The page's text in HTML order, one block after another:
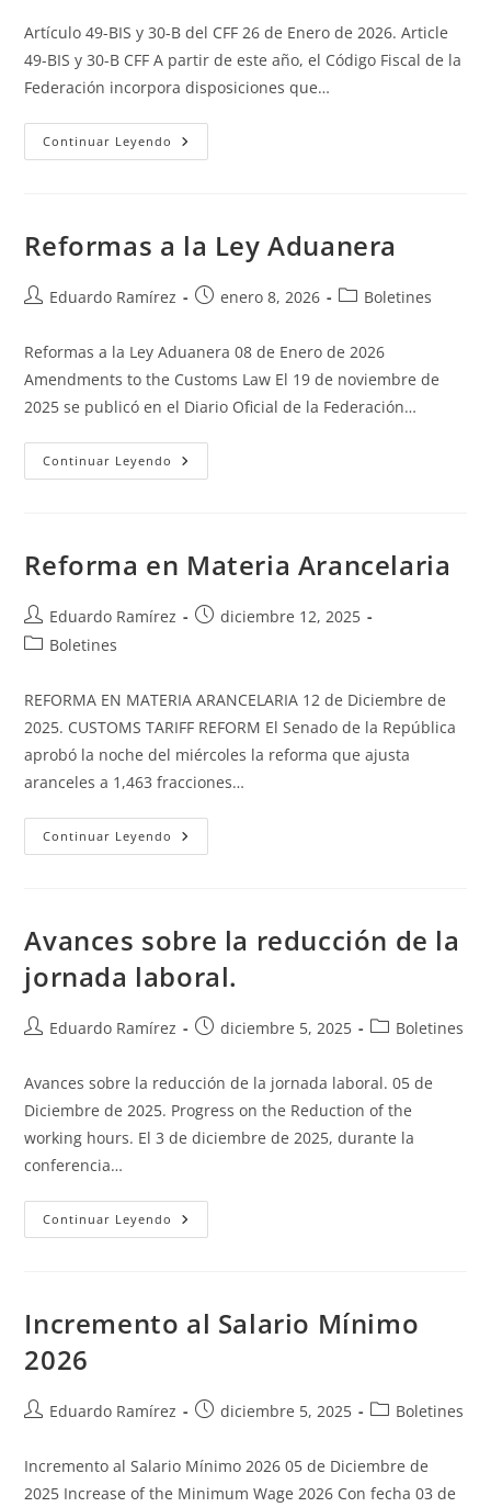
Artículo 49-BIS y 30-B del CFF 26 de Enero de 2026. Article
49-BIS y 30-B CFF A partir de este año, el Código Fiscal de la
Federación incorpora disposiciones que…
Continuar Leyendo
Reformas a la Ley Aduanera
Eduardo Ramírez enero 8, 2026 Boletines
Reformas a la Ley Aduanera 08 de Enero de 2026
Amendments to the Customs Law El 19 de noviembre de
2025 se publicó en el Diario Oficial de la Federación…
Continuar Leyendo
Reforma en Materia Arancelaria
Eduardo Ramírez
diciembre 12, 2025
Boletines
REFORMA EN MATERIA ARANCELARIA 12 de Diciembre de
2025. CUSTOMS TARIFF REFORM El Senado de la República
aprobó la noche del miércoles la reforma que ajusta
aranceles a 1,463 fracciones…
Continuar Leyendo
Avances sobre la reducción de la
jornada laboral.
Eduardo Ramírez diciembre 5, 2025 Boletines
Avances sobre la reducción de la jornada laboral. 05 de
Diciembre de 2025. Progress on the Reduction of the
working hours. El 3 de diciembre de 2025, durante la
conferencia…
Continuar Leyendo
Incremento al Salario Mínimo
2026
Eduardo Ramírez diciembre 5, 2025 Boletines
Incremento al Salario Mínimo 2026 05 de Diciembre de
2025 Increase of the Minimum Wage 2026 Con fecha 03 de